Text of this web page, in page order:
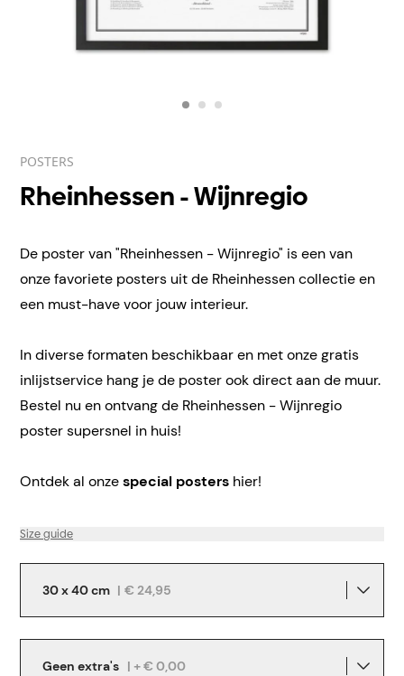
POSTERS
Rheinhessen - Wijnregio
De poster van "Rheinhessen - Wijnregio" is een van
onze favoriete posters uit de Rheinhessen collectie en
een must-have voor jouw interieur.
In diverse formaten beschikbaar en met onze gratis
inlijstservice hang je de poster ook direct aan de muur.
Bestel nu en ontvang de Rheinhessen - Wijnregio
poster supersnel in huis!
Ontdek al onzespecial posters hier!
Size guide
30 x 40 cm | € 24,95
Geen extra's | + € 0,00